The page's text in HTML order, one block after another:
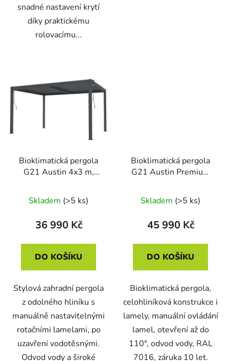
snadné nastavení krytí
díky praktickému
rolovacímu...
Bioklimatická pergola
G21 Austin 4x3 m,
Skladem (>5 ks)
36 990 Kč
DO KOŠÍKU
Stylová zahradní pergola
z odolného hliníku s
manuálně nastavitelnými
rotačními lamelami, po
uzavření vodotěsnými.
Odvod vody a široké
Bioklimatická pergola
G21 Austin Premium
hliníková
Skladem (>5 ks)
45 990 Kč
DO KOŠÍKU
Bioklimatická pergola,
celohliníková konstrukce i
lamely, manuální ovládání
lamel, otevření až do
110°, odvod vody, RAL
7016, záruka 10 let.